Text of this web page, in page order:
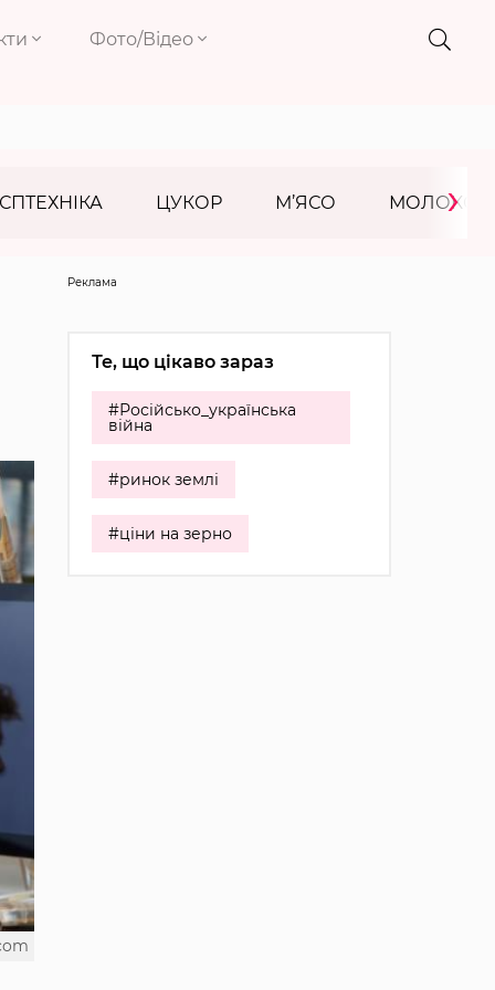
Фото/Відео
ЦУКОР М’ЯСО МОЛОКО
›
Реклама
Те, що цікаво зараз
#Російсько_українська
війна
#ринок землі
#ціни на зерно